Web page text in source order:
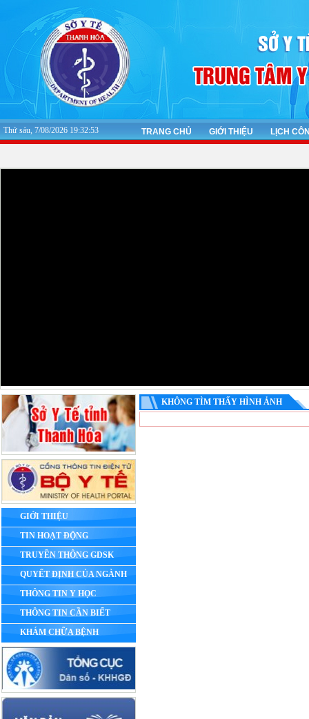
Thứ sáu, 7/08/2026 19:32:53 TRANG CHỦ GIỚI THIỆU LỊCH
GIỚI THIỆU
TIN HOẠT ĐỘNG
TRUYỀN THÔNG GDSK
QUYẾT ĐỊNH CỦA NGÀNH
THÔNG TIN Y HỌC
THÔNG TIN CẦN BIẾT
KHÁM CHỮA BỆNH
KHÔNG TÌM THẤY HÌNH ẢNH